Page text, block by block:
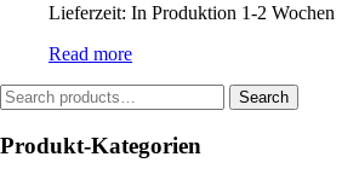
Lieferzeit: In Produktion 1-2 Wochen
Read more
Search
for:
Search
Produkt-Kategorien